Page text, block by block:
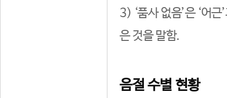
3) ‘품사 없음’은 ‘어
은 것을 말함.
음절 수별 현황